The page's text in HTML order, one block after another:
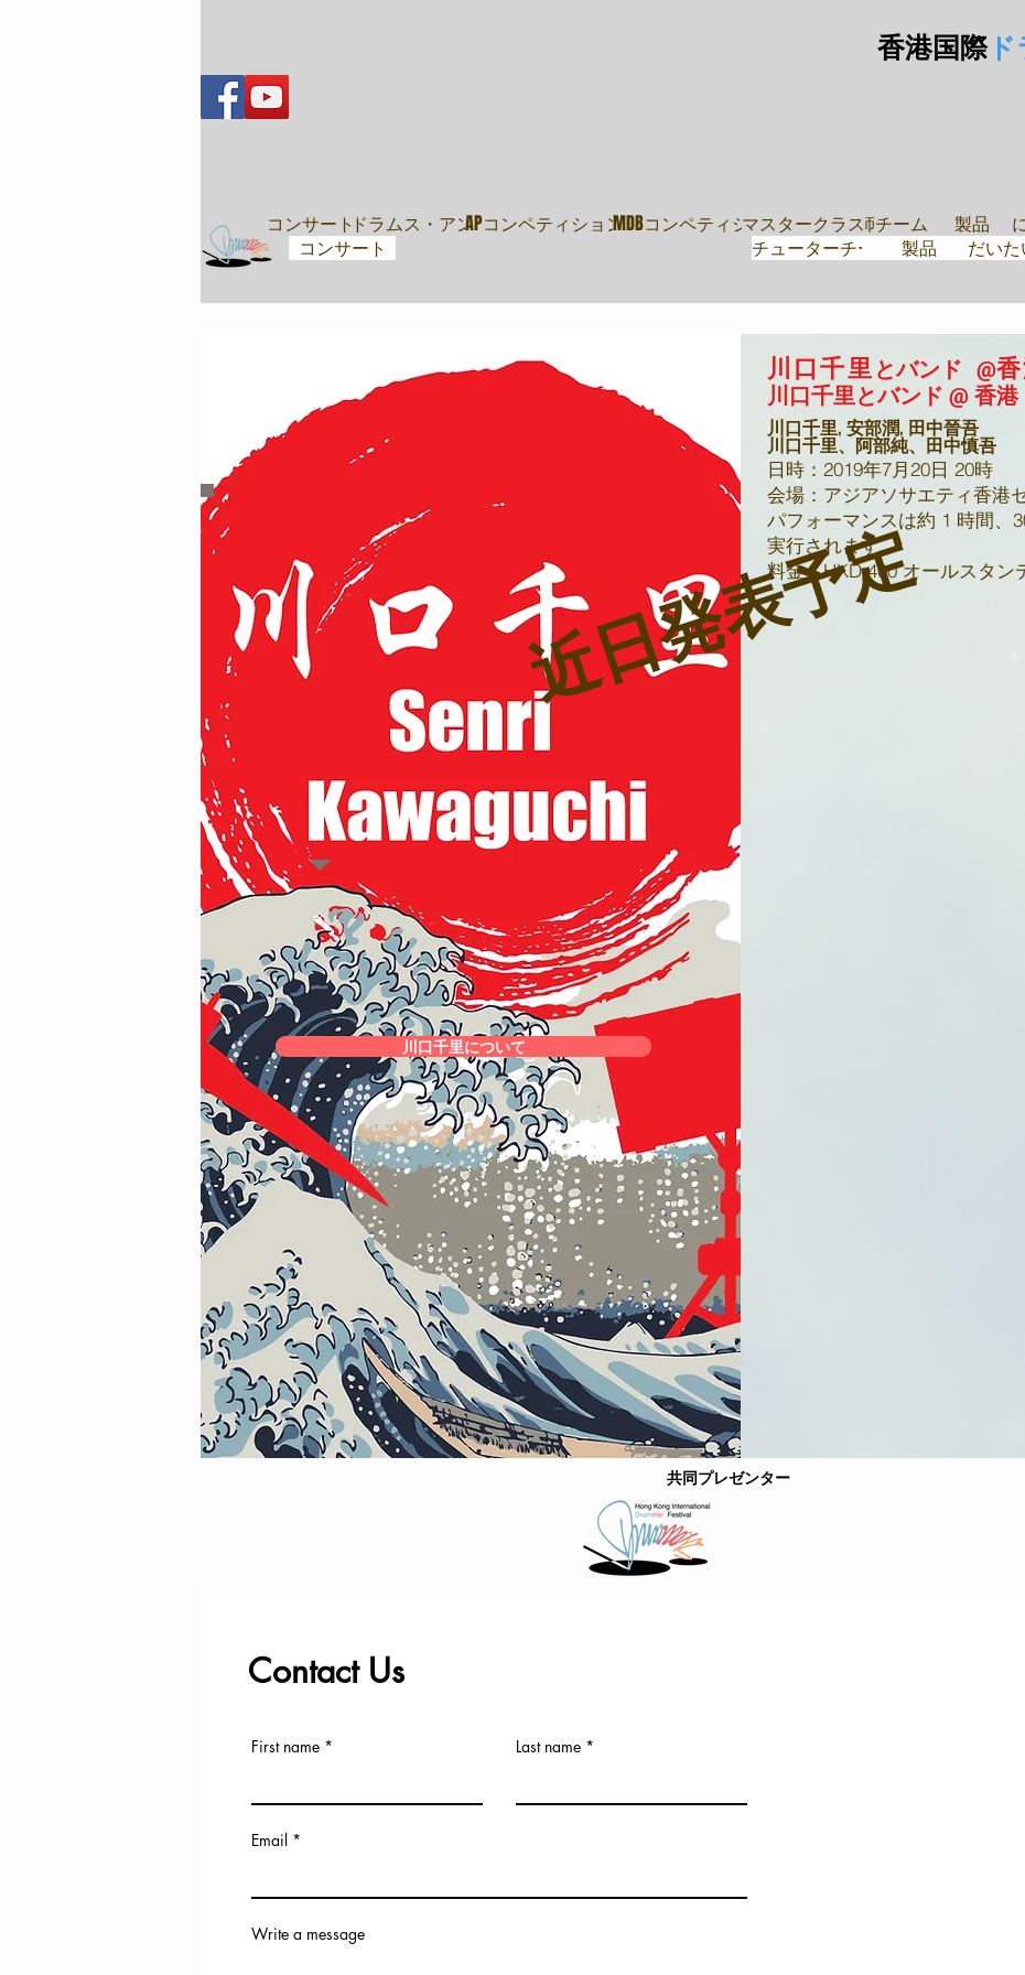
コンサート
音樂會
コンサート ドラムス・アンド・ムーブ
香港国際ド
APコンペティション
チューターチーム
製品 だいた
教師 導師團隊 鼓手裝
講師チーム 製品
MDBコンペティションマスタークラス
川口千里について
川口千里 とバンド @
川口千里とバンド @ 香港
川口千里, 安部潤, 田中晉吾
川口千里、阿部純、田中慎吾
日時：2019年7月20日 20時
会場：アジアソサエティ香港
パフォーマンスは約 1 時間、
実行されます。
料金：HKD 400 オールスタン
近日発表予定
共同プレゼンター
Contact Us
First name Last name
Email
Write a message